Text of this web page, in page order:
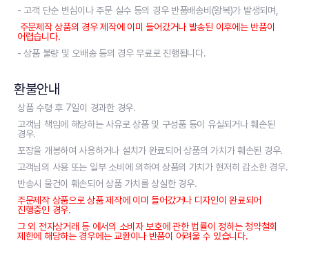
- 고객 단순 변심이나 주문 실수 등의 경우 반품배송비(왕복)가 발생되며,
주문제작 상품의 경우 제작에 이미 들어갔거나 발송된 이후에는 반품이
어렵습니다.
- 상품 불량 및 오배송 등의 경우 무료로 진행됩니다.
환불안내
상품 수령 후 7일이 경과한 경우.
고객님 책임에 해당하는 사유로 상품 및 구성품 등이 유실되거나 훼손된
경우.
포장을 개봉하여 사용하거나 설치가 완료되어 상품의 가치가 훼손된 경우.
고객님의 사용 또는 일부 소비에 의하여 상품의 가치가 현저히 감소한 경우.
반송시 물건이 훼손되어 상품 가치를 상실한 경우.
주문제작 상품으로 상품 제작에 이미 들어갔거나 디자인이 완료되어
진행중인 경우.
그 외 전자상거래 등 에서의 소비자 보호에 관한 법률이 정하는 청약철회
제한에 해당하는 경우에는 교환이나 반품이 어려울 수 있습니다.